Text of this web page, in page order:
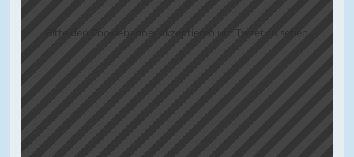
Bitte den Cookiebanner akzeptieren um Tweet zu sehen